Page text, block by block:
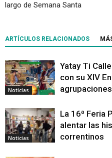
largo de Semana Santa
ARTÍCULOS RELACIONADOS
Noticias
Yatay Ti
con su XIV
Noticias
La 16ª Feria
alentar las
correntinos